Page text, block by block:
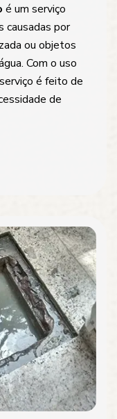
é um serviço
causadas por
ou objetos
Com o uso
é feito de
de